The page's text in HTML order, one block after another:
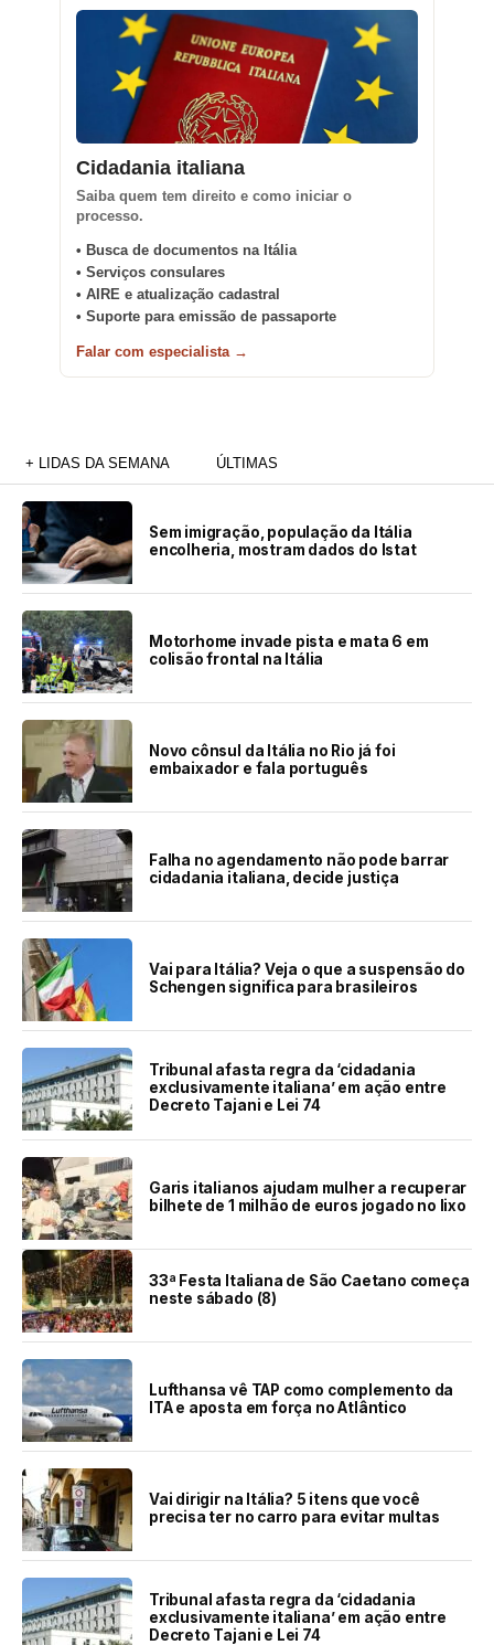
Cidadania italiana
Saiba quem tem direito e como iniciar o
processo.
• Busca de documentos na Itália
• Serviços consulares
• AIRE e atualização cadastral
• Suporte para emissão de passaporte
Falar com especialista →
+ LIDAS DA SEMANA ÚLTIMAS
Sem imigração, população da Itália
encolheria, mostram dados do Istat
Motorhome invade pista e mata 6 em
colisão frontal na Itália
Novo cônsul da Itália no Rio já foi
embaixador e fala português
Falha no agendamento não pode barrar
cidadania italiana, decide justiça
Vai para Itália? Veja o que a suspensão do
Schengen significa para brasileiros
Tribunal afasta regra da ‘cidadania
exclusivamente italiana’ em ação entre
Decreto Tajani e Lei 74
Garis italianos ajudam mulher a recuperar
bilhete de 1 milhão de euros jogado no lixo
33ª Festa Italiana de São Caetano começa
neste sábado (8)
Lufthansa vê TAP como complemento da
ITA e aposta em força no Atlântico
Vai dirigir na Itália? 5 itens que você
precisa ter no carro para evitar multas
Tribunal afasta regra da ‘cidadania
exclusivamente italiana’ em ação entre
Decreto Tajani e Lei 74